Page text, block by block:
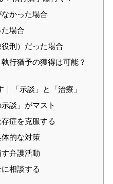
かった場合
場合
刑）だった場合
行猶予の獲得は可能？
「示談」と「治療」
談」がマスト
症を克服する
的な対策
弁護活動
相談する